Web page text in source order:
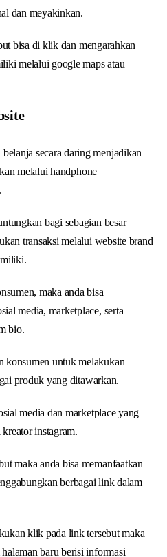
dan meyakinkan.
bisa di klik dan mengarahkan
melalui google maps atau
secara daring menjadikan
melalui handphone
bagi sebagian besar
transaksi melalui website brand
maka anda bisa
media, marketplace, serta
bio.
konsumen untuk melakukan
produk yang ditawarkan.
media dan marketplace yang
instagram.
maka anda bisa memanfaatkan
berbagai link dalam
klik pada link tersebut maka
baru berisi informasi